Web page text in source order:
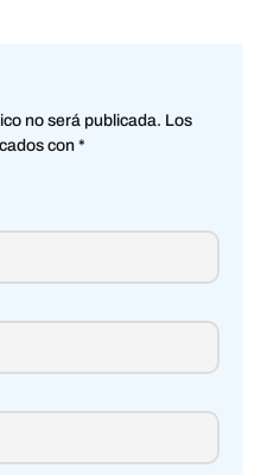
no será publicada. Los
con*